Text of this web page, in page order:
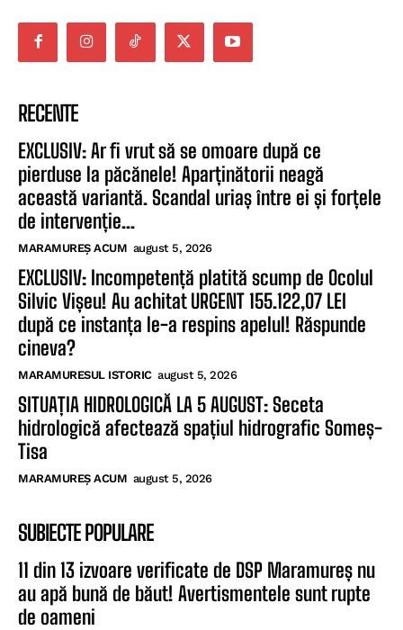
RECENTE
EXCLUSIV: Ar fi vrut să se omoare după ce
pierduse la păcănele! Aparținătorii neagă
această variantă. Scandal uriaș între ei și forțele
de intervenție...
MARAMUREȘ ACUM august 5, 2026
EXCLUSIV: Incompetență platită scump de Ocolul
Silvic Vișeu! Au achitat URGENT 155.122,07 LEI
după ce instanța le-a respins apelul! Răspunde
cineva?
MARAMURESUL ISTORIC august 5, 2026
SITUAȚIA HIDROLOGICĂ LA 5 AUGUST: Seceta
hidrologică afectează spațiul hidrografic Someș-
Tisa
MARAMUREȘ ACUM august 5, 2026
SUBIECTE POPULARE
11 din 13 izvoare verificate de DSP Maramureș nu
au apă bună de băut! Avertismentele sunt rupte
de oameni